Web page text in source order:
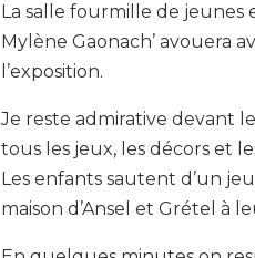
La salle fourmille de jeunes
Mylène Gaonach’ avouera
l’exposition.
Je reste admirative devant
tous les jeux, les décors et
Les enfants sautent d’un
maison d’Ansel et Grétel à